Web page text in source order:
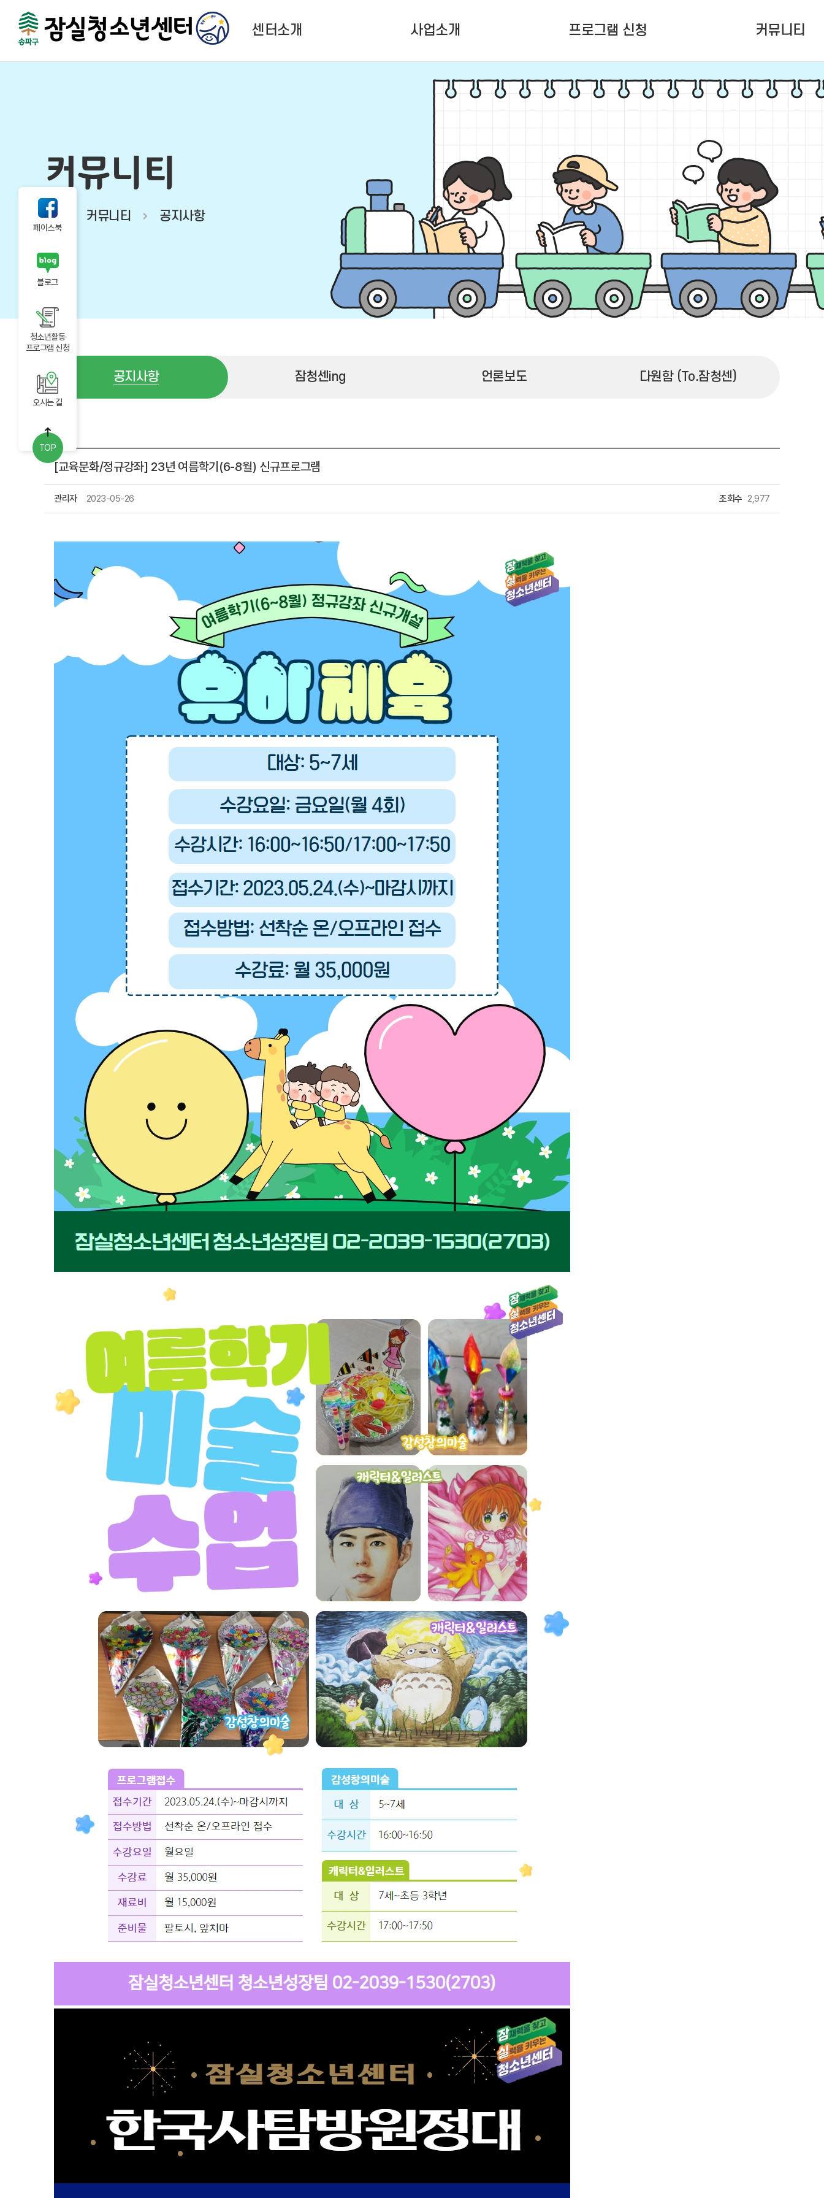
센터소개 사업소개
청소년활동사업
청소년성장사업
대관사업
프로그램 신청
여름학기(6~8월) 정규강좌
커뮤니티
공지사항
다원함 (To.잠청센)
페이스북
블로그
청소년활동
프로그램 신청
오시는 길
TOP
커뮤니티
커뮤니티 공지사항
공지사항 잠청센ing 언론보도 다원함 (To.잠청센)
[교육문화/정규강좌] 23년 여름학기(6-8월) 신규프로그램
관리자 2023-05-26 조회수 2,977